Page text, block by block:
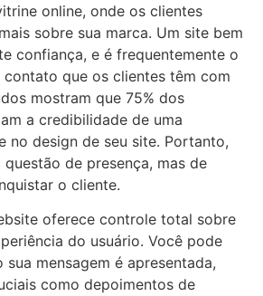
online, onde os clientes
sobre sua marca. Um site bem
confiança, e é frequentemente o
que os clientes têm com
mostram que 75% dos
a credibilidade de uma
no design de seu site. Portanto,
questão de presença, mas de
o cliente.
oferece controle total sobre
do usuário. Você pode
mensagem é apresentada,
como depoimentos de